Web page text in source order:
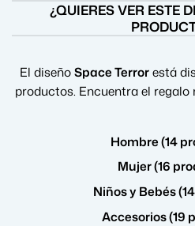
¿QUIERES VER ESTE
El diseñoSpace Terrorestá
productos. Encuentra el
Hombre (14
Mujer (16
Niños y Bebés
Accesorios (19